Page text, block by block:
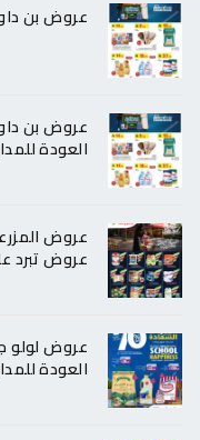
عروض بن داود
العودة
عروض تبرد
العودة